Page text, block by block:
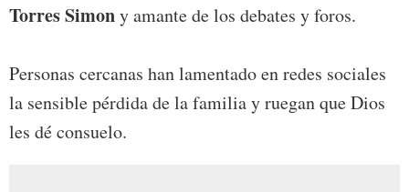
Torres Simony amante de los debates y foros.
Personas cercanas han lamentado en redes sociales
la sensible pérdida de la familia y ruegan que Dios
les dé consuelo.